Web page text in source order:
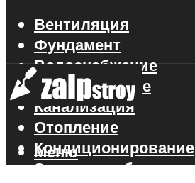
Вентиляция
Фундамент
Водоснабжение
Газоснабжение
Канализация
Отопление
Кондиционирование
Электроснабжение
Меню